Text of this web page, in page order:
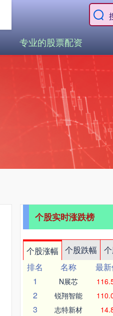
专业的股票配资
个股实时涨跌榜
个股涨幅 个股跌幅
排名
名称 最
1
N展芯
2 锐翔智能
3 志特新材